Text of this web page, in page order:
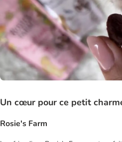
Un cœur pour ce petit
Rosie's Farm